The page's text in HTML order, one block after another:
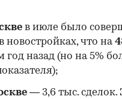
в июле было
новостройках, что на
год назад (но на 5%
— 3,6 тыс. сделок.